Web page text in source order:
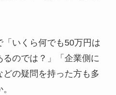
いくら何でも50万円は
のでは？」「企業側に
の疑問を持った方も多